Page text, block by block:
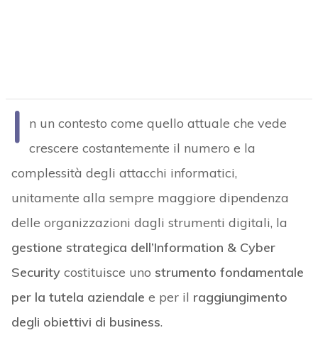
I
n un contesto come quello attuale che vede
crescere costantemente il numero e la
complessità degli attacchi informatici,
unitamente alla sempre maggiore dipendenza
delle organizzazioni dagli strumenti digitali, la
gestione strategica dell’Information & Cyber
Securitycostituisce uno strumento fondamentale
per la tutela aziendale e per il raggiungimento
degli obiettivi di business.